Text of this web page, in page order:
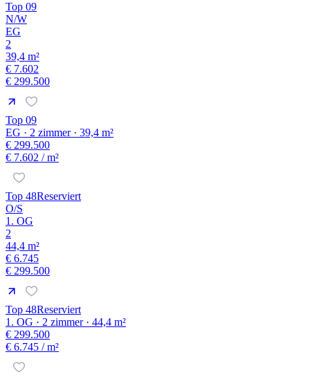
Top 09
N/W
EG
2
39,4 m²
€ 7.602
€ 299.500
Top 09
EG · 2 zimmer · 39,4 m²
€ 299.500
€ 7.602 / m²
Top 48Reserviert
O/S
1. OG
2
44,4 m²
€ 6.745
€ 299.500
Top 48Reserviert
1. OG · 2 zimmer · 44,4 m²
€ 299.500
€ 6.745 / m²